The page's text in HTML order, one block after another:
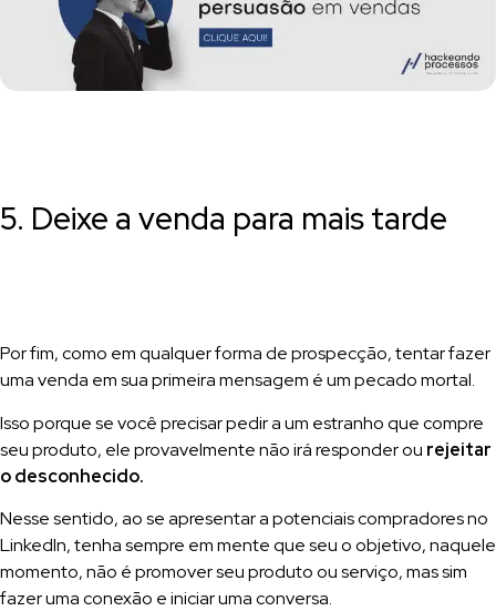
5. Deixe a venda para mais tarde
Por fim, como em qualquer forma de prospecção, tentar fazer
uma venda em sua primeira mensagem é um pecado mortal.
Isso porque se você precisar pedir a um estranho que compre
seu produto, ele provavelmente não irá responder ou rejeitar
o desconhecido.
Nesse sentido, ao se apresentar a potenciais compradores no
LinkedIn, tenha sempre em mente que seu o objetivo, naquele
momento, não é promover seu produto ou serviço, mas sim
fazer uma conexão e iniciar uma conversa.